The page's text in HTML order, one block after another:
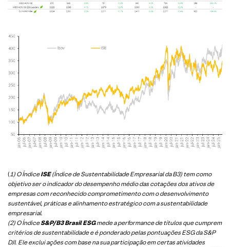
( 1) O ÍndiceISE(Índice de Sustentabilidade Empresarial da B3) tem como
objetivo ser o indicador do desempenho médio das cotações dos ativos de
empresas com reconhecido comprometimento com o desenvolvimento
sustentável, práticas e alinhamento estratégico com a sustentabilidade
empresarial.
(2) O ÍndiceS&P/B3 Brasil ESGmede a performance de títulos que cumprem
critérios de sustentabilidade e é ponderado pelas pontuações ESG da S&P
DJI. Ele exclui ações com base na sua participação em certas atividades